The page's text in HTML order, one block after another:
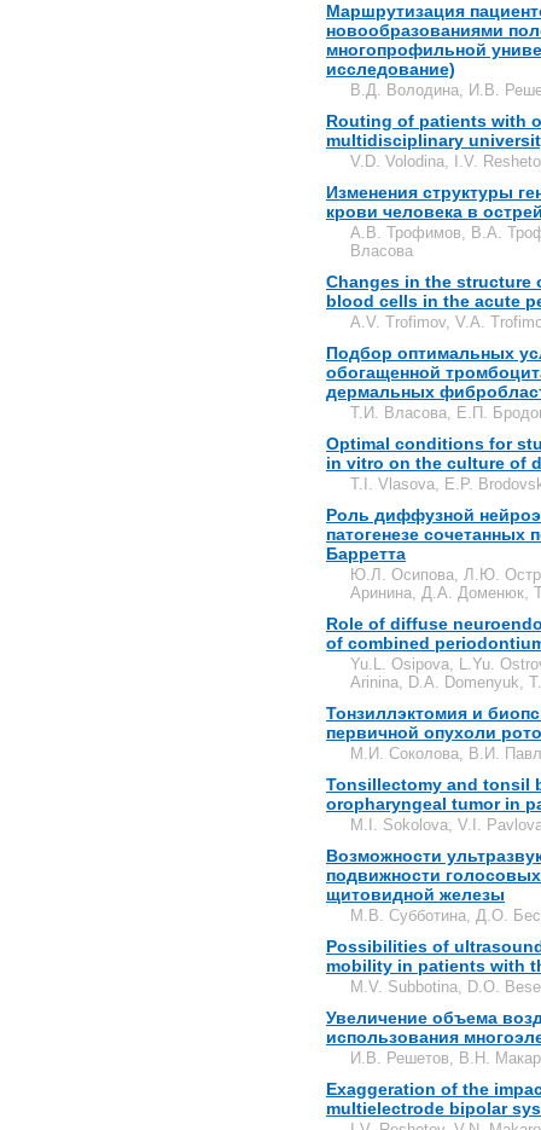
Маршрутизация
новообразованиями
многопрофильной
исследование)
В.Д. Володина, И.В.
Routing of patients with
multidisciplinary
V.D. Volodina, I.V.
Изменения структуры
крови человека в
А.В. Трофимов, В.А.
Власова
Changes in the structure
blood cells in the acute
A.V. Trofimov, V.A.
Подбор оптимальных
обогащенной
дермальных
Т.И. Власова, Е.П.
Optimal conditions for
in vitro on the culture of
T.I. Vlasova, E.P.
Роль диффузной
патогенезе
Барретта
Ю.Л. Осипова, Л.Ю.
Аринина, Д.А. Доменюк,
Role of diffuse
of combined
Yu.L. Osipova, L.Yu.
Arinina, D.A. Domenyuk,
Тонзиллэктомия и
первичной опухоли
М.И. Соколова, В.И.
Tonsillectomy and tonsil
oropharyngeal tumor in
M.I. Sokolova, V.I.
Возможности
подвижности
щитовидной железы
М.В. Субботина, Д.О.
Possibilities of
mobility in patients with
M.V. Subbotina, D.O.
Увеличение объема
использования
И.В. Решетов, В.Н.
Exaggeration of the
multielectrode bipolar